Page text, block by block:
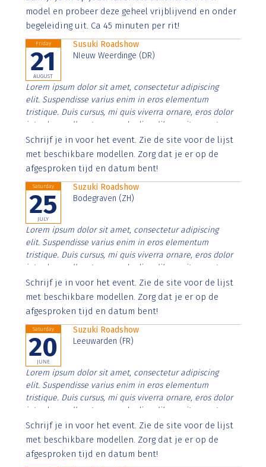
imperdiet. Nunc ut sem vitae risus tristique posuere.
model en probeer deze geheel vrijblijvend en onder
begeleiding uit. Ca 45 minuten per rit!
Friday
21
AUGUST
Susuki Roadshow
NIeuw Weerdinge (DR)
Lorem ipsum dolor sit amet, consectetur adipiscing
elit. Suspendisse varius enim in eros elementum
tristique. Duis cursus, mi quis viverra ornare, eros dolor
interdum nulla, ut commodo diam libero vitae erat.
Aenean faucibus nibh et justo cursus id rutrum lorem
imperdiet. Nunc ut sem vitae risus tristique posuere.
Schrijf je in voor het event. Zie de site voor de lijst
met beschikbare modellen. Zorg dat je er op de
afgesproken tijd en datum bent!
Saturday
25
JULY
Suzuki Roadshow
Bodegraven (ZH)
Lorem ipsum dolor sit amet, consectetur adipiscing
elit. Suspendisse varius enim in eros elementum
tristique. Duis cursus, mi quis viverra ornare, eros dolor
interdum nulla, ut commodo diam libero vitae erat.
Aenean faucibus nibh et justo cursus id rutrum lorem
imperdiet. Nunc ut sem vitae risus tristique posuere.
Schrijf je in voor het event. Zie de site voor de lijst
met beschikbare modellen. Zorg dat je er op de
afgesproken tijd en datum bent!
Saturday
20
JUNE
Suzuki Roadshow
Leeuwarden (FR)
Lorem ipsum dolor sit amet, consectetur adipiscing
elit. Suspendisse varius enim in eros elementum
tristique. Duis cursus, mi quis viverra ornare, eros dolor
interdum nulla, ut commodo diam libero vitae erat.
Aenean faucibus nibh et justo cursus id rutrum lorem
imperdiet. Nunc ut sem vitae risus tristique posuere.
Schrijf je in voor het event. Zie de site voor de lijst
met beschikbare modellen. Zorg dat je er op de
afgesproken tijd en datum bent!